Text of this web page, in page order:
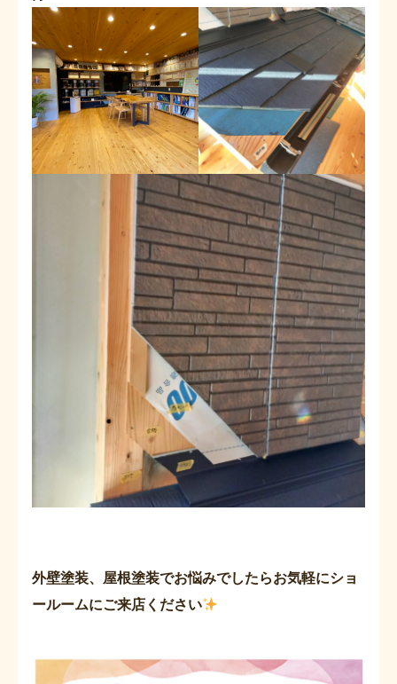
外壁塗装、屋根塗装でお悩みでしたらお気軽にショ
ールームにご来店ください